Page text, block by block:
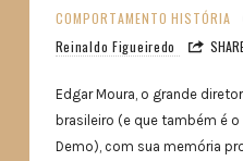
COMPORTAMENTO HISTÓRIA
Reinaldo Figueiredo
Edgar Moura, o grande
brasileiro (e que também é
Demo), com sua memória